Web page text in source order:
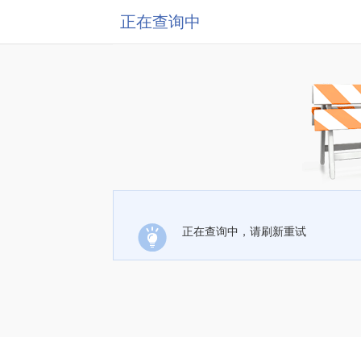
正在查询中
正在查询中，请刷新重试